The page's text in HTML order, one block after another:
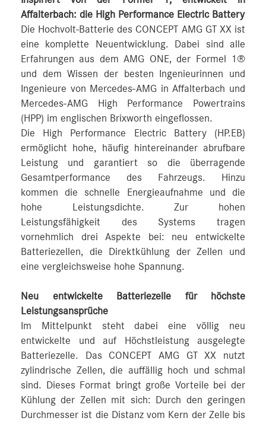
Affalterbach: die High Performance Electric Battery
Die Hochvolt-Batterie des CONCEPT AMG GT XX ist
eine komplette Neuentwicklung. Dabei sind alle
Erfahrungen aus dem AMG ONE, der Formel 1®
und dem Wissen der besten Ingenieurinnen und
Ingenieure von Mercedes‑AMG in Affalterbach und
Mercedes‑AMG High Performance Powertrains
(HPP) im englischen Brixworth eingeflossen.
Die High Performance Electric Battery (HP.EB)
ermöglicht hohe, häufig hintereinander abrufbare
Leistung und garantiert so die überragende
Gesamtperformance des Fahrzeugs. Hinzu
kommen die schnelle Energieaufnahme und die
hohe Leistungsdichte. Zur hohen
Leistungsfähigkeit des Systems tragen
vornehmlich drei Aspekte bei: neu entwickelte
Batteriezellen, die Direktkühlung der Zellen und
eine vergleichsweise hohe Spannung.
Neu entwickelte Batteriezelle für höchste
Leistungsansprüche
Im Mittelpunkt steht dabei eine völlig neu
entwickelte und auf Höchstleistung ausgelegte
Batteriezelle. Das CONCEPT AMG GT XX nutzt
zylindrische Zellen, die auffällig hoch und schmal
sind. Dieses Format bringt große Vorteile bei der
Kühlung der Zellen mit sich: Durch den geringen
Durchmesser ist die Distanz vom Kern der Zelle bis